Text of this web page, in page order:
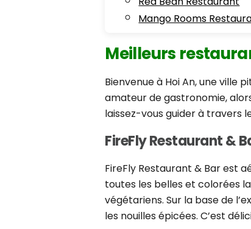
Mango Rooms
Meilleurs
Bienvenue à Hoi An, une ville
amateur de gastronomie,
laissez-vous guider à travers
FireFly Restaurant &
FireFly Restaurant & Bar est
toutes les belles et colorées
végétariens. Sur la base de
les nouilles épicées. C’est